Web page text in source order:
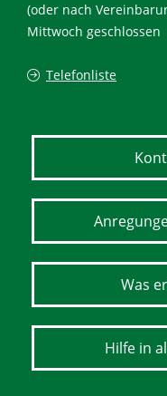
(oder nach
Mittwoch geschlossen
Telefonliste
Was
Hilfe in